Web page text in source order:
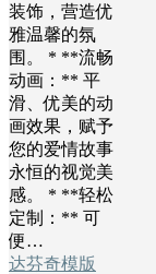
装饰，营造优
雅温馨的氛
围。 * **流畅
动画：** 平
滑、优美的动
画效果，赋予
您的爱情故事
永恒的视觉美
感。 * **轻松
定制：** 可
便…
达芬奇模版